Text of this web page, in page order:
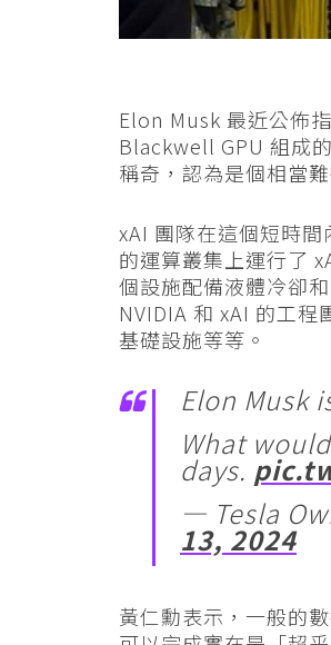
Elon Musk 最近公佈
Blackwell GPU 組成
稱奇，認為是個相當
xAI 團隊在這個短時
的運算叢集上運行了
個設施配備液體冷卻
NVIDIA 和 xAI 的工程
基礎設施等等。
Elon Musk
What
days.
— Tesla
13, 2024
黃仁勳表示，一般的